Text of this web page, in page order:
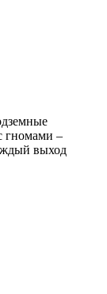
гномами –
выход